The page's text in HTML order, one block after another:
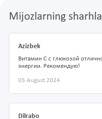
Mijozlarning
Azizbek
Витамин С с глюкозой
энергии. Рекомендую!
05 August 2024
Dilrabo